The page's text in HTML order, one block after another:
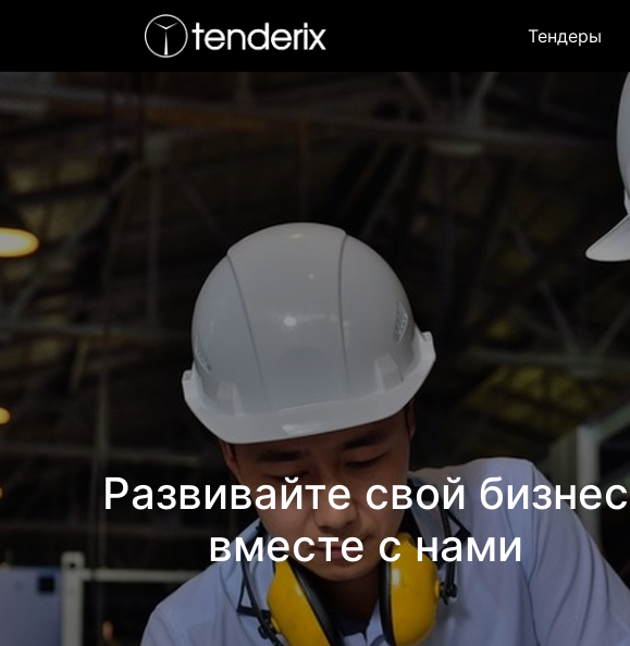
Тендеры
Развивайте свой бизнес
вместе с нами